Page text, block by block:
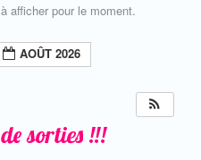
afficher pour le moment.
AOÛT 2026